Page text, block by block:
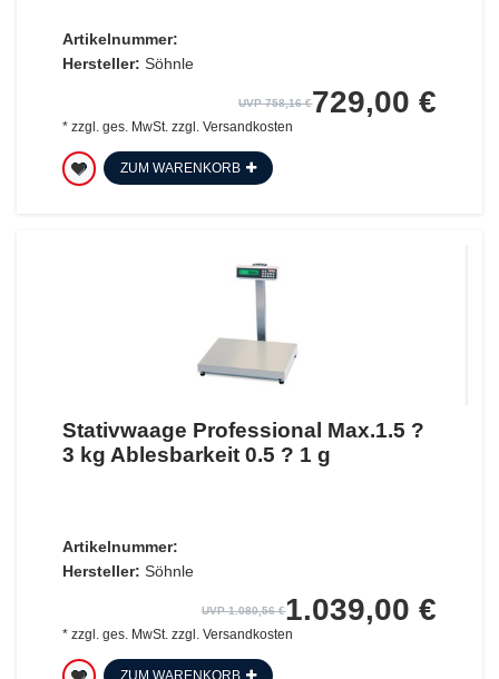
Artikelnummer:
Hersteller: Söhnle
UVP 758,16 €729,00 €
* zzgl. ges. MwSt.zzgl. Versandkosten
ZUM WARENKORB
Stativwaage Professional Max.1.5 ?
3 kg Ablesbarkeit 0.5 ? 1 g
Artikelnummer:
Hersteller: Söhnle
UVP 1.080,56 €1.039,00 €
* zzgl. ges. MwSt.zzgl. Versandkosten
ZUM WARENKORB